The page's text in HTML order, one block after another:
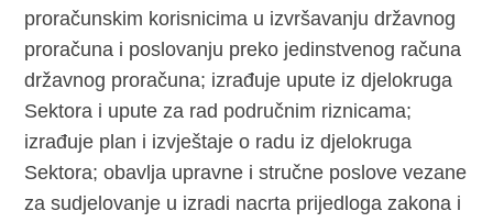
proračunskim korisnicima u izvršavanju državnog
proračuna i poslovanju preko jedinstvenog računa
državnog proračuna; izrađuje upute iz djelokruga
Sektora i upute za rad područnim riznicama;
izrađuje plan i izvještaje o radu iz djelokruga
Sektora; obavlja upravne i stručne poslove vezane
za sudjelovanje u izradi nacrta prijedloga zakona i